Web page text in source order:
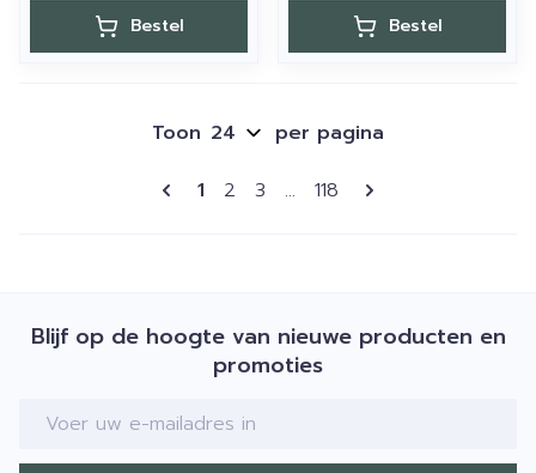
Bestel Bestel
Pagina's
U lees momenteel pagina
1 Pagina
2 Pagina
3 ... Pagina
118
Toon per pagina
Blijf op de hoogte van nieuwe producten en
promoties
E-mail adres